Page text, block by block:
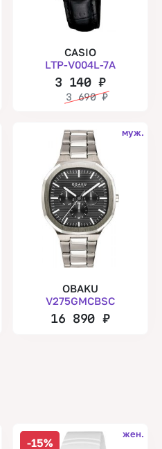
CASIO
LTP-V004L-7A
3 140₽
3 690₽
муж.
OBAKU
V275GMCBSC
16 890 ₽
-15%
жен.